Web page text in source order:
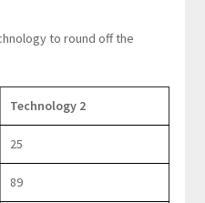
to round off the
Technology 2
25
89